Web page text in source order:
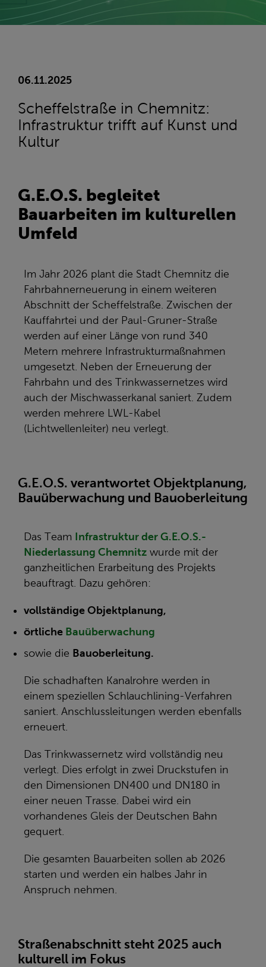
06.11.2025
Scheffelstraße in Chemnitz:
Infrastruktur trifft auf Kunst und
Kultur
G.E.O.S. begleitet
Bauarbeiten im kulturellen
Umfeld
Im Jahr 2026 plant die Stadt Chemnitz die
Fahrbahnerneuerung in einem weiteren
Abschnitt der Scheffelstraße. Zwischen der
Kauffahrtei und der Paul-Gruner-Straße
werden auf einer Länge von rund 340
Metern mehrere Infrastrukturmaßnahmen
umgesetzt. Neben der Erneuerung der
Fahrbahn und des Trinkwassernetzes wird
auch der Mischwasserkanal saniert. Zudem
werden mehrere LWL-Kabel
(Lichtwellenleiter) neu verlegt.
G.E.O.S. verantwortet Objektplanung,
Bauüberwachung und Bauoberleitung
Das Team
Infrastruktur der G.E.O.S.-
Niederlassung Chemnitz wurde mit der
ganzheitlichen Erarbeitung des Projekts
beauftragt. Dazu gehören:
vollständige Objektplanung,
örtliche Bauüberwachung
sowie die Bauoberleitung.
Die schadhaften Kanalrohre werden in
einem speziellen Schlauchlining-Verfahren
saniert. Anschlussleitungen werden ebenfalls
erneuert.
Das Trinkwassernetz wird vollständig neu
verlegt. Dies erfolgt in zwei Druckstufen in
den Dimensionen DN400 und DN180 in
einer neuen Trasse. Dabei wird ein
vorhandenes Gleis der Deutschen Bahn
gequert.
Die gesamten Bauarbeiten sollen ab 2026
starten und werden ein halbes Jahr in
Anspruch nehmen.
Straßenabschnitt steht 2025 auch
kulturell im Fokus